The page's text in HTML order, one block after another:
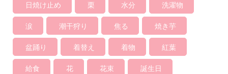
日焼け止め 栗 水分 洗濯物
涙 潮干狩り 焦る 焼き芋
盆踊り 着替え 着物 紅葉
給食 花 花束 誕生日